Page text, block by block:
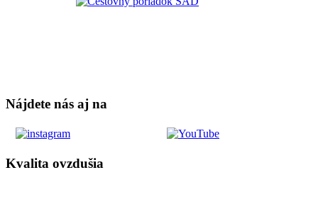
Nájdete nás aj na
Kvalita ovzdušia